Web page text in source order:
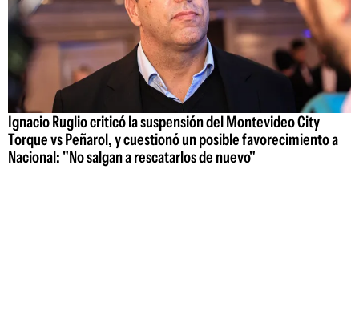
Ignacio Ruglio criticó la suspensión del Montevideo City
Torque vs Peñarol, y cuestionó un posible favorecimiento a
Nacional: "No salgan a rescatarlos de nuevo"